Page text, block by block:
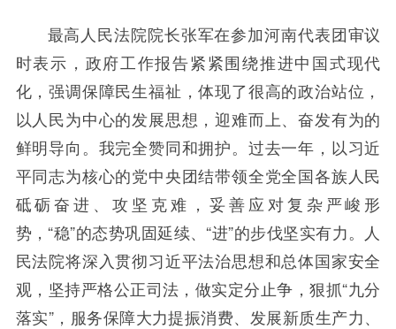
最高人民法院院长张军在参加河南代表团审议
时表示，政府工作报告紧紧围绕推进中国式现代
化，强调保障民生福祉，体现了很高的政治站位，
以人民为中心的发展思想，迎难而上、奋发有为的
鲜明导向。我完全赞同和拥护。过去一年，以习近
平同志为核心的党中央团结带领全党全国各族人民
砥砺奋进、攻坚克难，妥善应对复杂严峻形
势，“稳”的态势巩固延续、“进”的步伐坚实有力。人
民法院将深入贯彻习近平法治思想和总体国家安全
观，坚持严格公正司法，做实定分止争，狠抓“九分
落实”，服务保障大力提振消费、发展新质生产力、